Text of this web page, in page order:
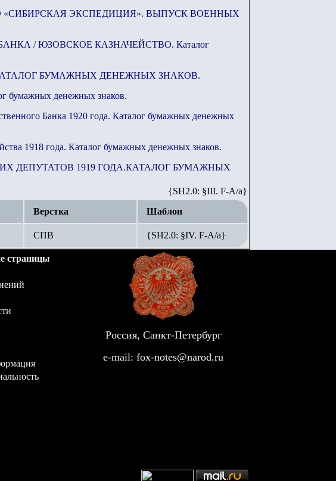
«СИБИРСКАЯ ЭКСПЕДИЦИЯ». ВЫПУСК ВОЕННЫХ
/ ЮЗОВСКОЕ КАЗНАЧЕЙСТВО. Каталог
БУМАЖНЫХ ДЕНЕЖНЫХ ЗНАКОВ.
бумажных денежных знаков.
Банка 1920 года. Каталог бумажных денежных
1918 года. Каталог бумажных денежных знаков.
ДЕПУТАТОВ 1919 ГОДА.КАТАЛОГ БУМАЖНЫХ
{SH2.0: §III. F-A/а}
Верстка Шаблон
СПВ {SH2.0: §IV. F-А/а}
страницы
Россия, Санкт-Петербург
e-mail: fox-notes@narod.ru